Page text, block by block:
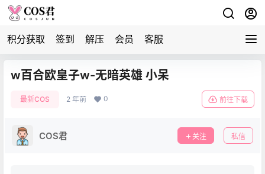
积分获取 签到 解压 会员 客服
w百合欧皇子w-无暗英雄 小呆
最新COS 2 年前 0 前往下载
COS君 关注 私信